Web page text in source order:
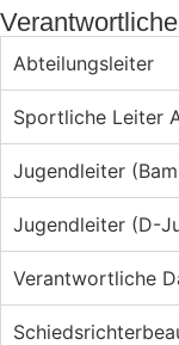
Verantwortliche
Abteilungsleiter
Sportliche Leiter
Jugendleiter
Jugendleiter (D-
Verantwortliche